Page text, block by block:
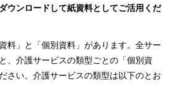
ウンロードして紙資料としてご活用くだ
料」と「個別資料」があります。全サー
、介護サービスの類型ごとの「個別資
さい。介護サービスの類型は以下のとお